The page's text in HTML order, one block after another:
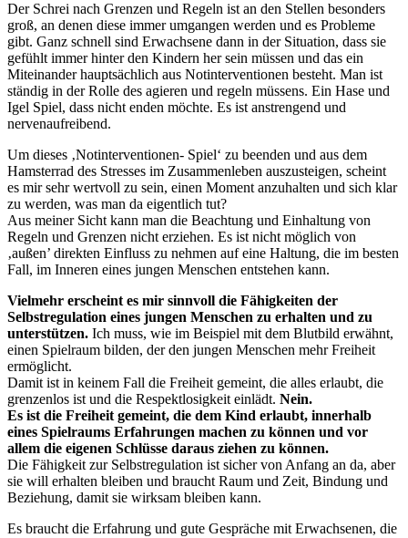
Der Schrei nach Grenzen und Regeln ist an den Stellen besonders
groß, an denen diese immer umgangen werden und es Probleme
gibt. Ganz schnell sind Erwachsene dann in der Situation, dass sie
gefühlt immer hinter den Kindern her sein müssen und das ein
Miteinander hauptsächlich aus Notinterventionen besteht. Man ist
ständig in der Rolle des agieren und regeln müssens. Ein Hase und
Igel Spiel, dass nicht enden möchte. Es ist anstrengend und
nervenaufreibend.
Um dieses ‚Notinterventionen- Spiel‘ zu beenden und aus dem
Hamsterrad des Stresses im Zusammenleben auszusteigen, scheint
es mir sehr wertvoll zu sein, einen Moment anzuhalten und sich klar
zu werden, was man da eigentlich tut?
Aus meiner Sicht kann man die Beachtung und Einhaltung von
Regeln und Grenzen nicht erziehen. Es ist nicht möglich von
‚außen’ direkten Einfluss zu nehmen auf eine Haltung, die im besten
Fall, im Inneren eines jungen Menschen entstehen kann.
Vielmehr erscheint es mir sinnvoll die Fähigkeiten der
Selbstregulation eines jungen Menschen zu erhalten und zu
unterstützen. Ich muss, wie im Beispiel mit dem Blutbild erwähnt,
einen Spielraum bilden, der den jungen Menschen mehr Freiheit
ermöglicht.
Damit ist in keinem Fall die Freiheit gemeint, die alles erlaubt, die
grenzenlos ist und die Respektlosigkeit einlädt. Nein.
Es ist die Freiheit gemeint, die dem Kind erlaubt, innerhalb
eines Spielraums Erfahrungen machen zu können und vor
allem die eigenen Schlüsse daraus ziehen zu können.
Die Fähigkeit zur Selbstregulation ist sicher von Anfang an da, aber
sie will erhalten bleiben und braucht Raum und Zeit, Bindung und
Beziehung, damit sie wirksam bleiben kann.
Es braucht die Erfahrung und gute Gespräche mit Erwachsenen, die